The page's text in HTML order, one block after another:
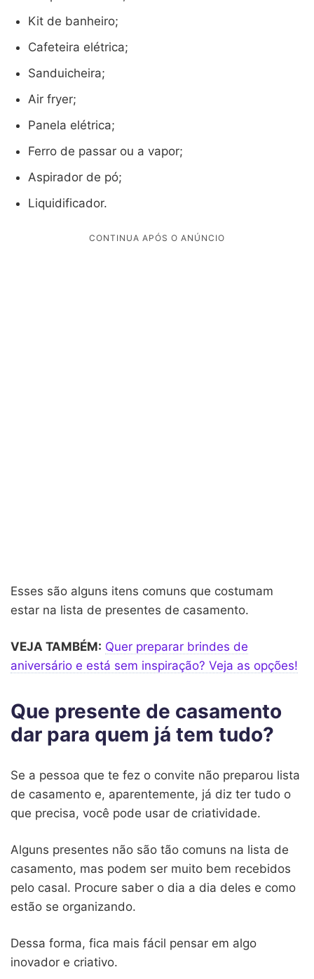
Kit de banheiro;
Cafeteira elétrica;
Sanduicheira;
Air fryer;
Panela elétrica;
Ferro de passar ou a vapor;
Aspirador de pó;
Liquidificador.
Esses são alguns itens comuns que costumam
estar na lista de presentes de casamento.
VEJA TAMBÉM: Quer preparar brindes de
aniversário e está sem inspiração? Veja as opções!
Que presente de casamento
dar para quem já tem tudo?
Se a pessoa que te fez o convite não preparou lista
de casamento e, aparentemente, já diz ter tudo o
que precisa, você pode usar de criatividade.
Alguns presentes não são tão comuns na lista de
casamento, mas podem ser muito bem recebidos
pelo casal. Procure saber o dia a dia deles e como
estão se organizando.
Dessa forma, fica mais fácil pensar em algo
inovador e criativo.